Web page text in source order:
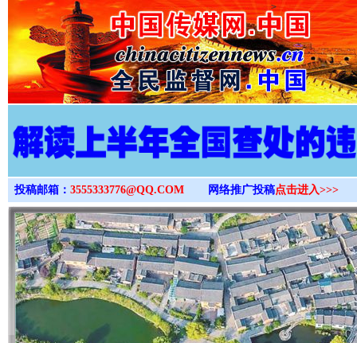
>
投稿邮箱： 3555333776@QQ.COM 网络推广投稿点击进入>>>